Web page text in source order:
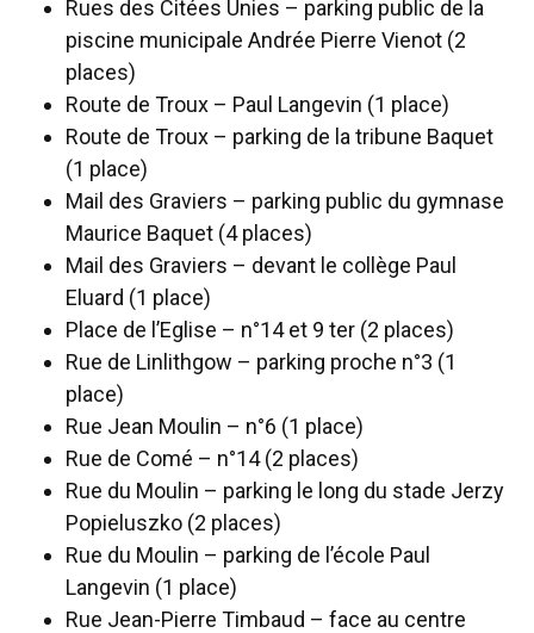
Rues des Citées Unies – parking public de la
piscine municipale Andrée Pierre Vienot (2
places)
Route de Troux – Paul Langevin (1 place)
Route de Troux – parking de la tribune Baquet
(1 place)
Mail des Graviers – parking public du gymnase
Maurice Baquet (4 places)
Mail des Graviers – devant le collège Paul
Eluard (1 place)
Place de l’Eglise – n°14 et 9 ter (2 places)
Rue de Linlithgow – parking proche n°3 (1
place)
Rue Jean Moulin – n°6 (1 place)
Rue de Comé – n°14 (2 places)
Rue du Moulin – parking le long du stade Jerzy
Popieluszko (2 places)
Rue du Moulin – parking de l’école Paul
Langevin (1 place)
Rue Jean-Pierre Timbaud – face au centre